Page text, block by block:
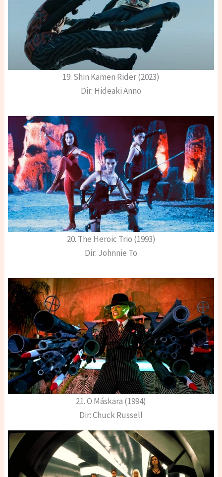
19. Shin Kamen Rider (2023)
Dir: Hideaki Anno
20. The Heroic Trio (1993)
Dir: Johnnie To
21. O Máskara (1994)
Dir: Chuck Russell